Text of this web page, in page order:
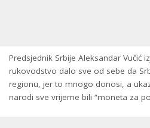
Predsjednik Srbije Aleksandar Vučić
rukovodstvo dalo sve od sebe da
regionu, jer to mnogo donosi, a
narodi sve vrijeme bili “moneta za